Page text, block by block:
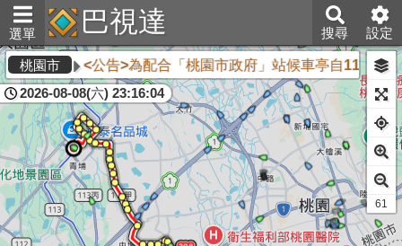
選單 巴視達 搜尋 設定
桃園市 <公告>為配合「桃園市政府」站候車亭自115年8
2026-08-08(六) 23:16:04
59